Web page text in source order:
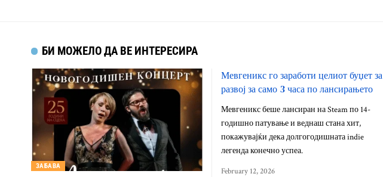
БИ МОЖЕЛО ДА ВЕ ИНТЕРЕСИРА
ЗАБАВА
Мевгеникс го заработи целиот буџет за
развој за само 3 часа по лансирањето
Мевгеникс беше лансиран на Steam по 14-
годишно патување и веднаш стана хит,
покажувајќи дека долгогодишната indie
легенда конечно успеа.
February 12, 2026